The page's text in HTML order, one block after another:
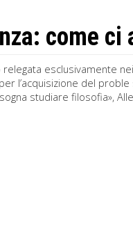
come
esclusivamente
l’acquisizione del
studiare filosofia»,